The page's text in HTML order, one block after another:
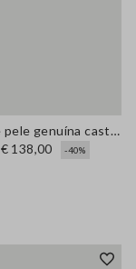
Camisa de pele genuína castanha corte regular
€ 138,00
-40%